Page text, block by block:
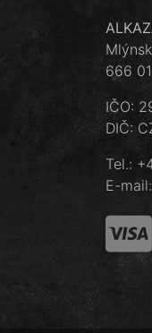
666
IČO:
DIČ:
Tel.:
E-mail: